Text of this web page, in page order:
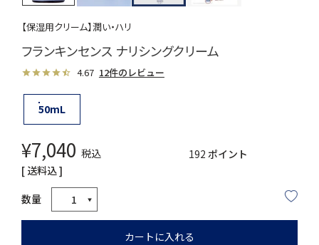
【保湿用クリーム】潤い・ハリ
フランキンセンス ナリシングクリーム
4.67 12件のレビュー
50mL
¥7,040 税込 192 ポイント
送料込
カートに入れる